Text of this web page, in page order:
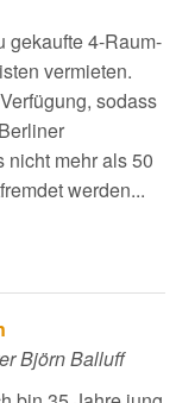
gekaufte 4-Raum-
vermieten.
sodass
nicht mehr als 50
werden...
Björn Balluff